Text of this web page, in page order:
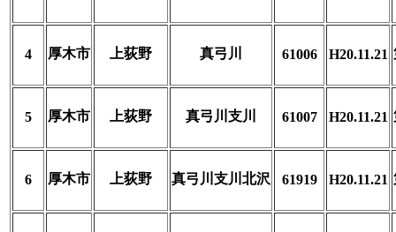
4 厚木市 上荻野 真弓川 61006 H20.11.21
5 厚木市 上荻野 真弓川支川 61007 H20.11.21
6 厚木市 上荻野 真弓川支川北沢 61919 H20.11.21